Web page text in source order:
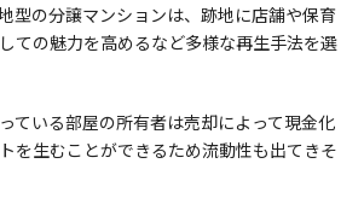
型の分譲マンションは、跡地に店舗や保育
ての魅力を高めるなど多様な再生手法を選
ている部屋の所有者は売却によって現金化
を生むことができるため流動性も出てきそ